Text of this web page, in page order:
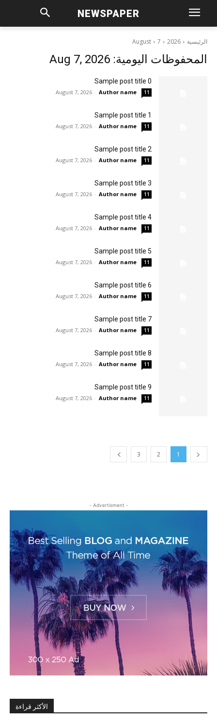
NEWSPAPER
الرئيسية 2026
August 7
المحفوظات اليومية: Aug 7, 2026
Sample post title 0
Author name
-
August 7, 2026 11
Sample post title 1
Author name
-
August 7, 2026 11
Sample post title 2
Author name
-
August 7, 2026 11
Sample post title 3
Author name
-
August 7, 2026 11
Sample post title 4
Author name
-
August 7, 2026 11
Sample post title 5
Author name
-
August 7, 2026 11
Sample post title 6
Author name
-
August 7, 2026 11
Sample post title 7
Author name
-
August 7, 2026 11
Sample post title 8
Author name
-
August 7, 2026 11
Sample post title 9
Author name
-
August 7, 2026 11
1
2
3
- Advertisment -
الأكثر قراءة